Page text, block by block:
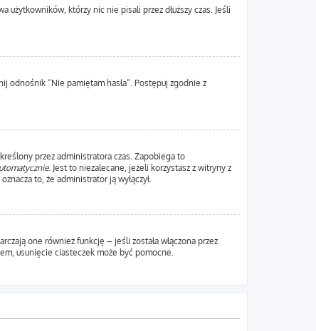
którzy nic nie pisali przez dłuższy czas. Jeśli
odnośnik “Nie pamiętam hasła”. Postępuj zgodnie z
przez administratora czas. Zapobiega to
. Jest to niezalecane, jeżeli korzystasz z witryny z
to, że administrator ją wyłączył.
one również funkcję – jeśli została włączona przez
usunięcie ciasteczek może być pomocne.